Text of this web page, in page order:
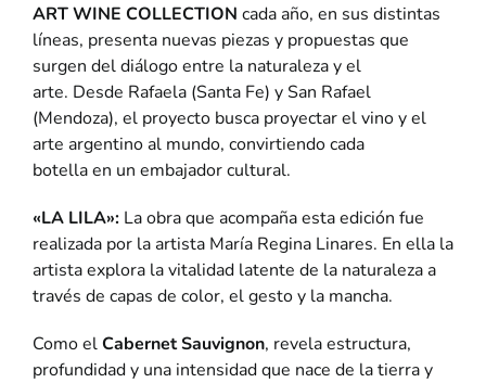
ART WINE COLLECTION cada año, en sus distintas
líneas, presenta nuevas piezas y propuestas que
surgen del diálogo entre la naturaleza y el
arte. Desde Rafaela (Santa Fe) y San Rafael
(Mendoza), el proyecto busca proyectar el vino y el
arte argentino al mundo, convirtiendo cada
botella en un embajador cultural.
«LA LILA»: La obra que acompaña esta edición fue
realizada por la artista María Regina Linares. En ella la
artista explora la vitalidad latente de la naturaleza a
través de capas de color, el gesto y la mancha.
Como elCabernet Sauvignon, revela estructura,
profundidad y una intensidad que nace de la tierra y